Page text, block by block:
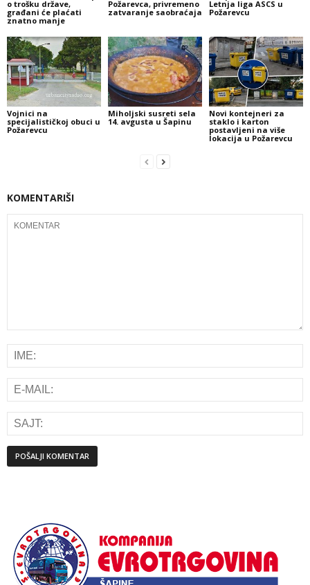
o trošku države,
građani će plaćati
znatno manje
Požarevca, privremeno
zatvaranje saobraćaja
Letnja liga ASCS u
Požarevcu
Vojnici na
specijalističkoj obuci u
Požarevcu
Miholjski susreti sela
14. avgusta u Šapinu
Novi kontejneri za
staklo i karton
postavljeni na više
lokacija u Požarevcu
KOMENTARIŠI